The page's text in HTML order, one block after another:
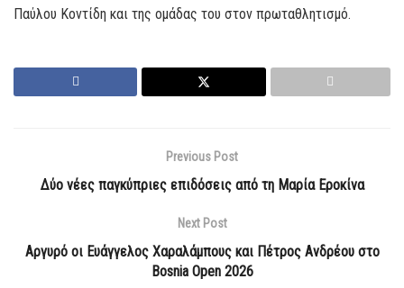
Παύλου Κοντίδη και της ομάδας του στον πρωταθλητισμό.
Previous Post
Δύο νέες παγκύπριες επιδόσεις από τη Μαρία Εροκίνα
Next Post
Αργυρό οι Eυάγγελος Χαραλάμπους και Πέτρος Ανδρέου στο
Bosnia Open 2026